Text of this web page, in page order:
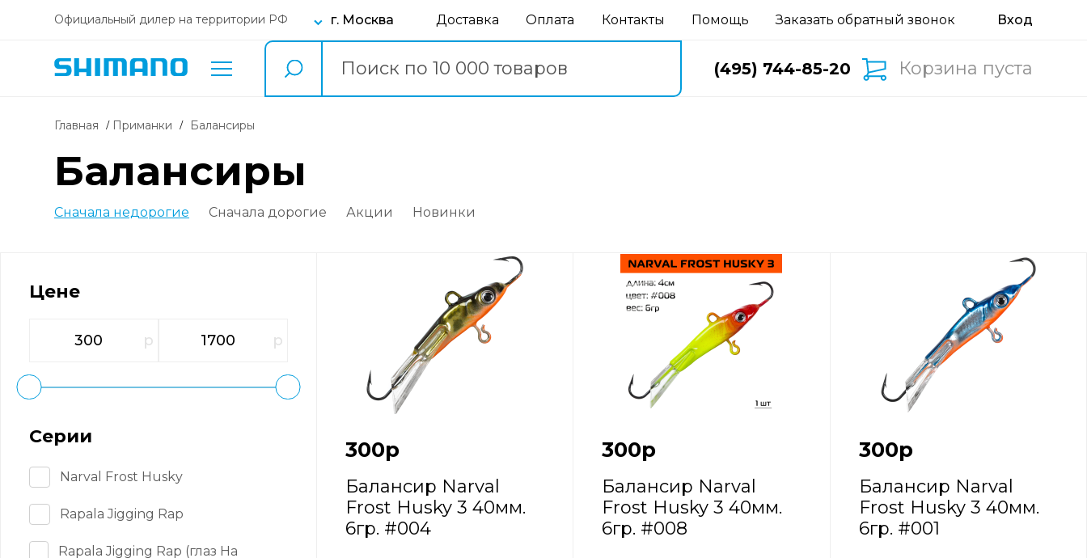
Официальный дилер на территории РФ г. Москва Доставка Оплата Контакты Помощь Заказать обратный звонок
(495) 744-85-20 Корзина пуста
Главная Приманки балансиры
балансиры
Сначала недорогие Сначала дорогие Акции Новинки
Цене
р р
Серии
Narval Frost Husky
Rapala Jigging Rap
Rapala Jigging Rap (глаз На
300р
Балансир Narval
Frost Husky 3 40мм.
6гр. #004
300р
Балансир Narval
Frost Husky 3 40мм.
6гр. #008
300р
Балансир Narval
Frost Husky 3 40мм.
6гр. #001